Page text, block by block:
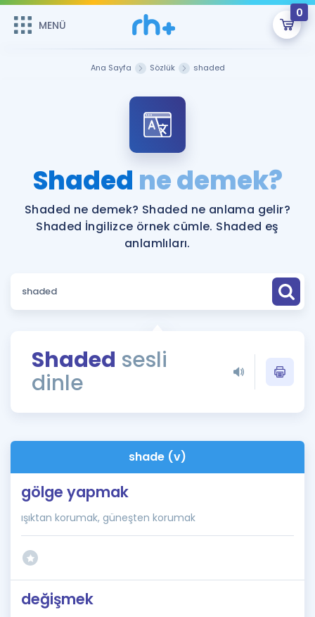
MENÜ
0
ÜYE DEĞİLİM
Sepetin Şu An Boş.
Remzi Hoca ile seni sınava hazırlayacak onlarca eğitim seni
bekliyor!
MENÜ
Faydalı Araçlar
Sözlük
Rehberlik Aracı
ÖSYM Sınav Takvimi
İngilizce Gramer
Hakkımızda
Ana Sayfa Sözlük shaded
Shaded ne demek?
Shaded ne demek? Shaded ne anlama gelir?
Shaded İngilizce örnek cümle. Shaded eş
anlamlıları.
Shaded sesli
dinle
shade (v)
gölge yapmak
ışıktan korumak, güneşten korumak
değişmek